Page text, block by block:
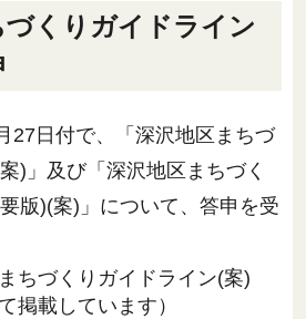
くりガイドライン
27日付で、「深沢地区まちづ
)」及び「深沢地区まちづく
版)(案)」について、答申を受
ちづくりガイドライン(案)
掲載しています）